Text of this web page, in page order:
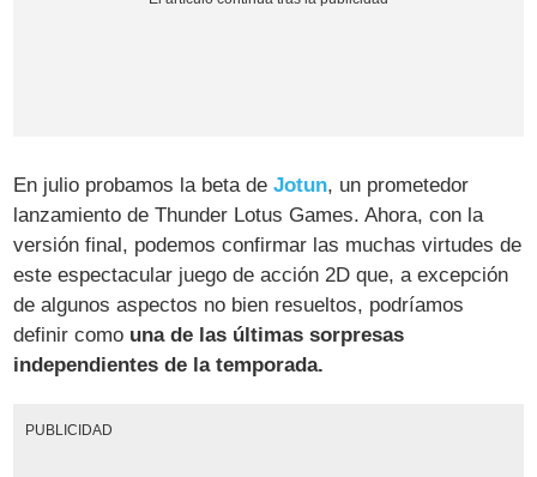
En julio probamos la beta deJotun, un prometedor
lanzamiento de Thunder Lotus Games. Ahora, con la
versión final, podemos confirmar las muchas virtudes de
este espectacular juego de acción 2D que, a excepción
de algunos aspectos no bien resueltos, podríamos
definir como una de las últimas sorpresas
independientes de la temporada.
PUBLICIDAD